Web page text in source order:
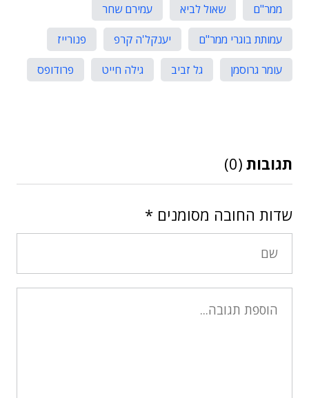
ממר"ם שאול לביא
עמירם שחר
עמותת בוגרי ממר"ם
יענקל'ה קרפ
פנורייז
עומר גרוסמן
גל זביב גילה חייט פרודופס
תגובות (0)
שדות החובה מסומנים *